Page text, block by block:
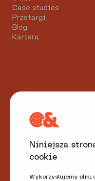
Niniejsza
cookie
Wykorzystujemy pliki
Case studies
Przetargi
Blog
Kariera